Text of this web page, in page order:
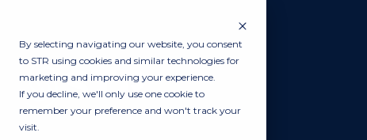
By selecting navigating our website, you consent
to STR using cookies and similar technologies for
marketing and improving your experience.
If you decline, we'll only use one cookie to
remember your preference and won't track your
visit.